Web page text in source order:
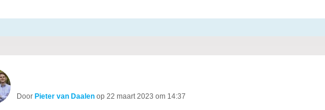
Door Pieter van Daalen op 22 maart 2023 om 14:37